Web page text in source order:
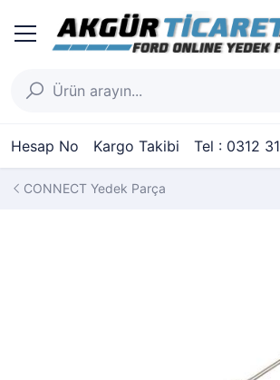
Hesap No Kargo Takibi Tel : 0312
CONNECT Yedek Parça